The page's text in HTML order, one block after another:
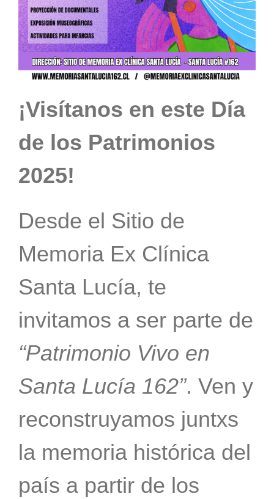
¡Visítanos en este Día
de los Patrimonios
2025!
Desde el Sitio de
Memoria Ex Clínica
Santa Lucía, te
invitamos a ser parte de
“Patrimonio Vivo en
Santa Lucía 162”. Ven y
reconstruyamos juntxs
la memoria histórica del
país a partir de los